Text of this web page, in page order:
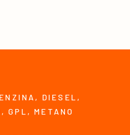
DIESEL,
GPL, METANO